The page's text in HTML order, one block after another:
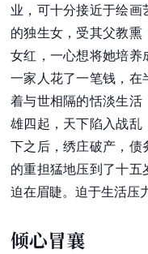
业，可十分接近于绘
的独生女，受其父教
女红，一心想将她培养
一家人花了一笔钱，在
着与世相隔的恬淡生活
雄四起，天下陷入战乱
下之后，绣庄破产，债
的重担猛地压到了十
迫在眉睫。迫于生活压
倾心冒襄